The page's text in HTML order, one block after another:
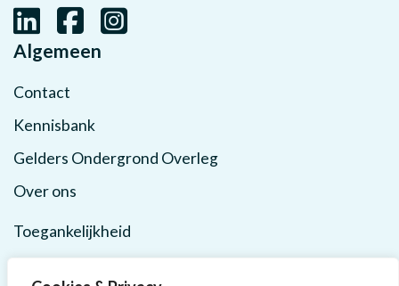
Algemeen
Contact
Kennisbank
Gelders Ondergrond Overleg
Over ons
Toegankelijkheid